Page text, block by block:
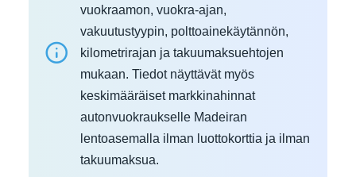
vuokraamon, vuokra-ajan,
vakuutustyypin, polttoainekäytännön,
kilometrirajan ja takuumaksuehtojen
mukaan. Tiedot näyttävät myös
keskimääräiset markkinahinnat
autonvuokraukselle Madeiran
lentoasemalla ilman luottokorttia ja ilman
takuumaksua.